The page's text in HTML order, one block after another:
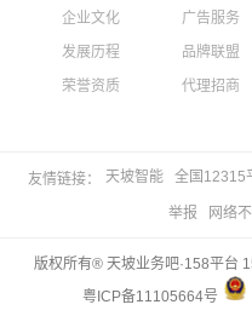
企业文化
发展历程
荣誉资质
广告服务
品牌联盟
代理招商
友情链接： 天坡智能 全国12315
举报 网络
版权所有® 天坡业务吧·158平台
粤ICP备11105664号